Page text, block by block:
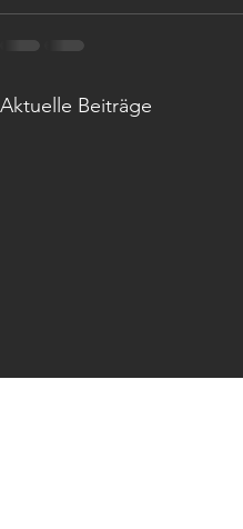
Aktuelle Beiträge